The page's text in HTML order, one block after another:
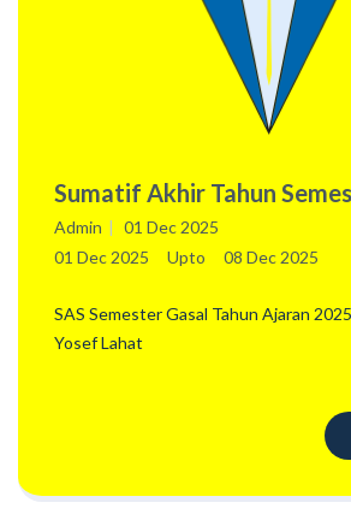
Sumatif Akhir Tahun
2025/2026
Admin
01 Dec 2025
01 Dec 2025
Upto 08 Dec 2025
SAS Semester Gasal Tahun Ajaran
Yosef Lahat